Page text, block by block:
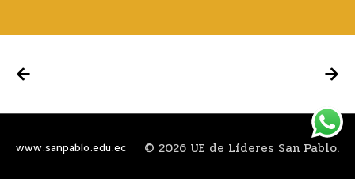
www.sanpablo.edu.ec © 2026 UE de Líderes San Pablo.